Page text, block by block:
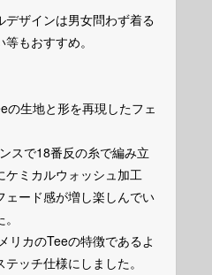
ザインは男女問わず着る
もおすすめ。
の生地と形を再現したフェ
スで18番反の糸で編み立
ケミカルウォッシュ加工
ェード感が増し楽しんでい
リカのTeeの特徴であるよ
ッチ仕様にしました。